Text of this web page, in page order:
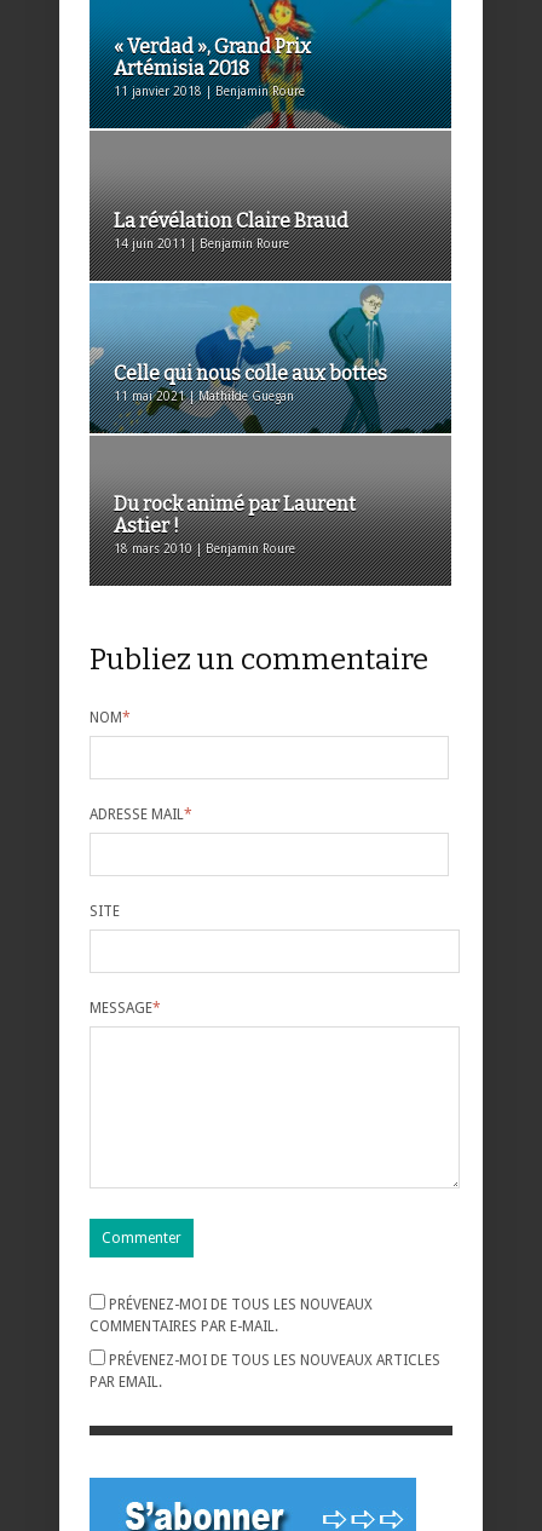
« Verdad », Grand Prix
Artémisia 2018
11 janvier 2018 | Benjamin Roure
La révélation Claire Braud
14 juin 2011 | Benjamin Roure
Celle qui nous colle aux bottes
11 mai 2021 | Mathilde Guegan
Du rock animé par Laurent
Astier !
18 mars 2010 | Benjamin Roure
Publiez un commentaire
NOM*
ADRESSE MAIL*
SITE
MESSAGE*
PRÉVENEZ-MOI DE TOUS LES NOUVEAUX
COMMENTAIRES PAR E-MAIL.
PRÉVENEZ-MOI DE TOUS LES NOUVEAUX ARTICLES
PAR EMAIL.